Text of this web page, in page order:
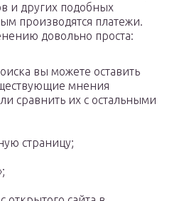
и других подобных
производятся платежи.
довольно проста:
вы можете оставить
мнения
сравнить их с остальными
страницу;